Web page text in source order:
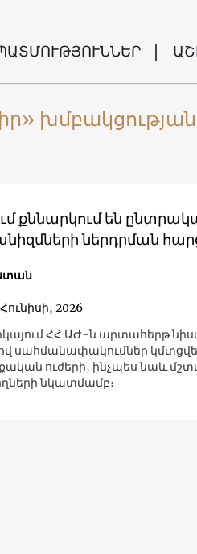
խմբակցության
քննարկում են
ներդրման
2026
ՀՀ ԱԺ-ն արտահերթ
սահմանափակումներ
ուժերի, ինչպես նաև
նկատմամբ։